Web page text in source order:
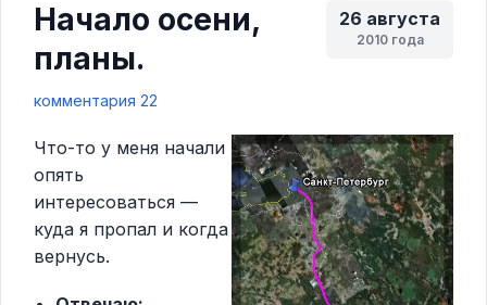
26 августа
2010 года
Начало осени,
планы.
комментария 22
Что-то у меня начали
опять
интересоваться —
куда я пропал и когда
вернусь.